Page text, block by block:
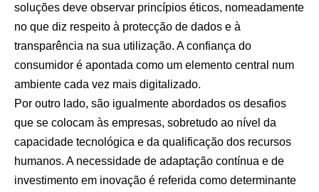
soluções deve observar princípios éticos, nomeadamente
no que diz respeito à protecção de dados e à
transparência na sua utilização. A confiança do
consumidor é apontada como um elemento central num
ambiente cada vez mais digitalizado.
Por outro lado, são igualmente abordados os desafios
que se colocam às empresas, sobretudo ao nível da
capacidade tecnológica e da qualificação dos recursos
humanos. A necessidade de adaptação contínua e de
investimento em inovação é referida como determinante